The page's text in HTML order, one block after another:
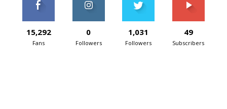
15,292
Fans
0
Followers
1,031
Followers
49
Subscribers